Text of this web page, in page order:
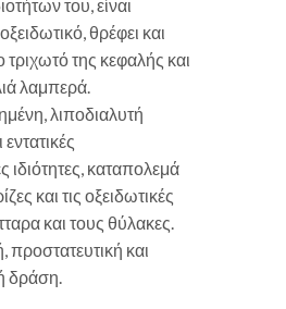
του, είναι
θρέφει και
τριχωτό της κεφαλής και
λαμπερά.
λιποδιαλυτή
ιδιότητες, καταπολεμά
και τις οξειδωτικές
και τους θύλακες.
προστατευτική και
δράση.